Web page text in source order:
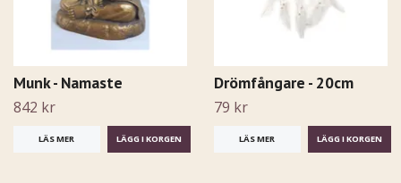
Munk - Namaste
842 kr
LÄS MER
Drömfångare - 20cm
79 kr
LÄS MER